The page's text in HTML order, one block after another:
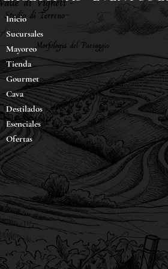
Inicio
Sucursales
Mayoreo
Tienda
Gourmet
Cava
Destilados
Esenciales
Ofertas